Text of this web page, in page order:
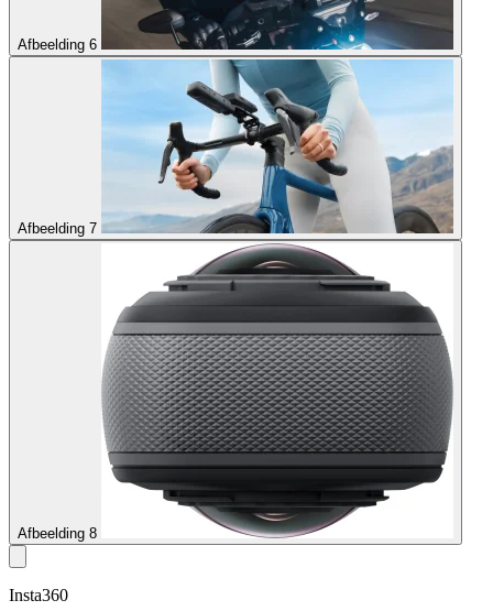
Afbeelding 6
Afbeelding 7
Afbeelding 8
Insta360